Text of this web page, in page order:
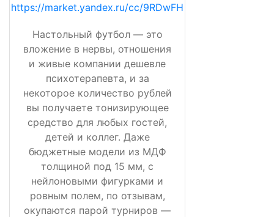
https://market.yandex.ru/cc/9RDwFH
Настольный футбол — это
вложение в нервы, отношения
и живые компании дешевле
психотерапевта, и за
некоторое количество рублей
вы получаете тонизирующее
средство для любых гостей,
детей и коллег. Даже
бюджетные модели из МДФ
толщиной под 15 мм, с
нейлоновыми фигурками и
ровным полем, по отзывам,
окупаются парой турниров —